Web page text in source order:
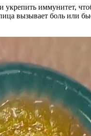
иммунитет,
вызывает боль или